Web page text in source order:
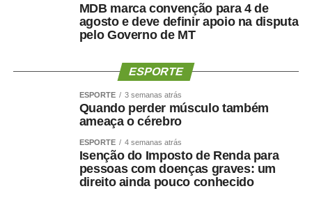
MDB marca convenção para 4 de
agosto e deve definir apoio na disputa
pelo Governo de MT
ESPORTE
ESPORTE 3 semanas atrás
Quando perder músculo também
ameaça o cérebro
ESPORTE 4 semanas atrás
Isenção do Imposto de Renda para
pessoas com doenças graves: um
direito ainda pouco conhecido